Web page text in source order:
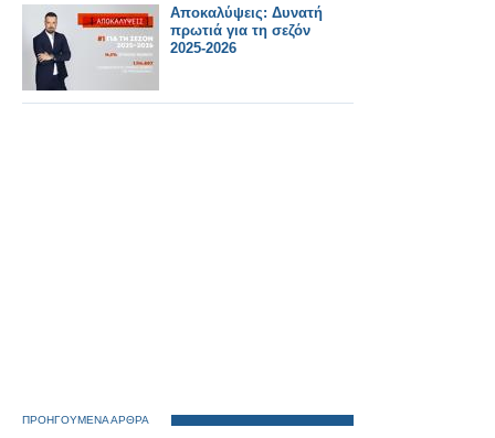
Αποκαλύψεις: Δυνατή
πρωτιά για τη σεζόν
2025-2026
ΠΡΟΗΓΟΥΜΕΝΑ ΑΡΘΡΑ